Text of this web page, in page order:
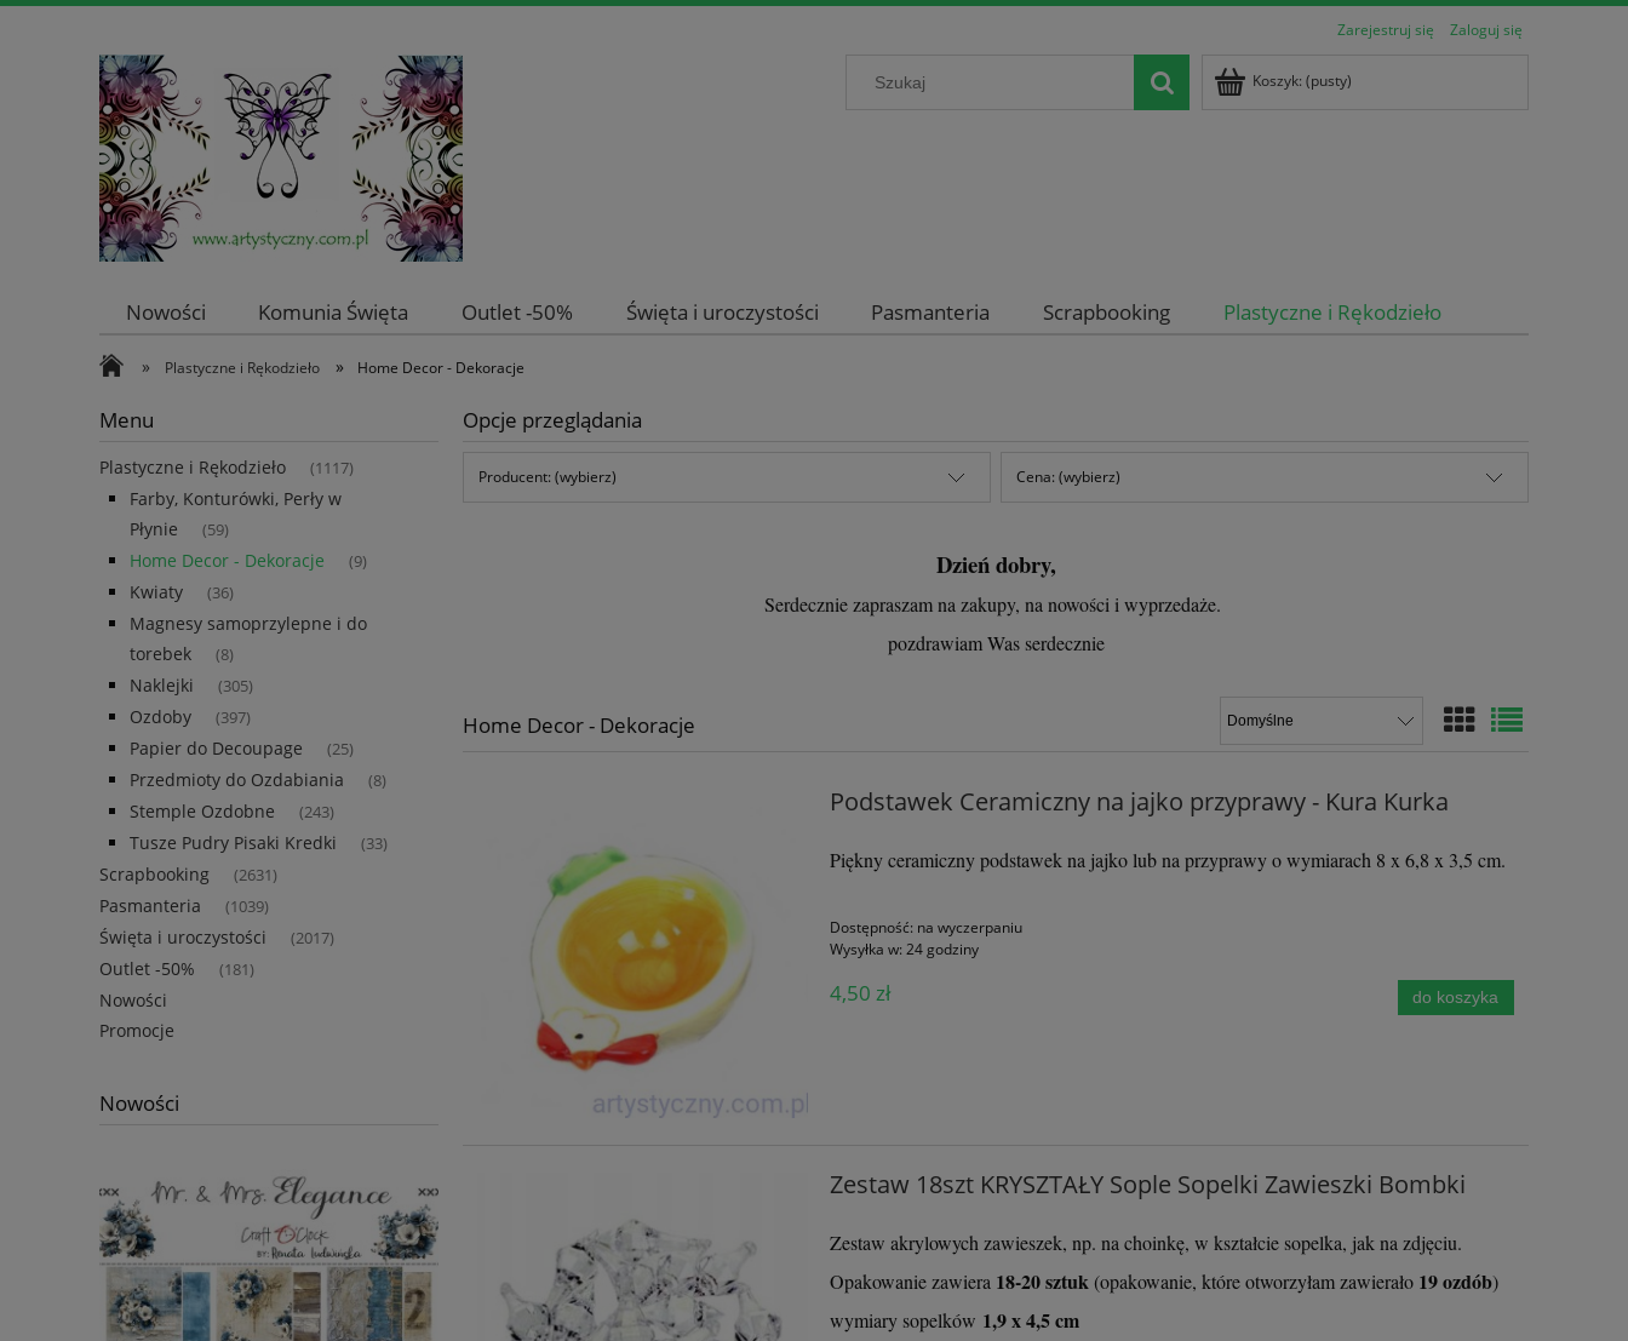
Zarejestruj się Zaloguj się
Koszyk: (pusty)
Nowości Komunia Święta Outlet -50% Święta i uroczystości Pasmanteria Scrapbooking Plastyczne i Rękodzieło
» Plastyczne i Rękodzieło » Home Decor - Dekoracje
Menu
Plastyczne i Rękodzieło (1117)
Farby, Konturówki, Perły w
Płynie
(59)
Home Decor - Dekoracje (9)
Kwiaty (36)
Magnesy samoprzylepne i do
torebek
(8)
Naklejki (305)
Ozdoby (397)
Papier do Decoupage (25)
Przedmioty do Ozdabiania (8)
Stemple Ozdobne (243)
Tusze Pudry Pisaki Kredki (33)
Scrapbooking (2631)
Pasmanteria (1039)
Święta i uroczystości (2017)
Outlet -50% (181)
Nowości
Promocje
Nowości
Opcje przeglądania
Producent: (wybierz) Cena: (wybierz)
Dzień dobry,
Serdecznie zapraszam na zakupy, na nowości i wyprzedaże.
pozdrawiam Was serdecznie
Home Decor - Dekoracje
Podstawek Ceramiczny na jajko przyprawy - Kura Kurka
Piękny ceramiczny podstawek na jajko lub na przyprawy o wymiarach 8 x 6,8 x 3,5 cm.
Dostępność: na wyczerpaniu
Wysyłka w: 24 godziny
4,50 zł do koszyka
Zestaw 18szt KRYSZTAŁY Sople Sopelki Zawieszki Bombki
Zestaw akrylowych zawieszek, np. na choinkę, w kształcie sopelka, jak na zdjęciu.
Opakowanie zawiera 18-20 sztuk (opakowanie, które otworzyłam zawierało 19 ozdób)
wymiary sopelków 1,9 x 4,5 cm